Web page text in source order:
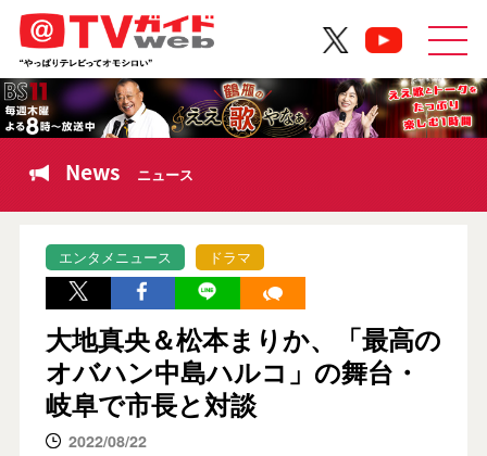
News ニュース
エンタメニュース ドラマ
大地真央＆松本まりか、「最高の
オバハン中島ハルコ」の舞台・
岐阜で市長と対談
2022/08/22